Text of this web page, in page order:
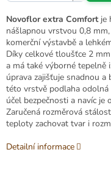
Novoflor extra Comfortje
nášlapnou vrstvou 0,8
komerční výstavbě a
Díky celkové tloušťce 2
a má také výborné tepelně
úprava zajišťuje snadnou
této vrstvě podlaha
účel bezpečnosti a navíc
Zaručená rozměrová
teploty zachovat tvar i
Detailní informace